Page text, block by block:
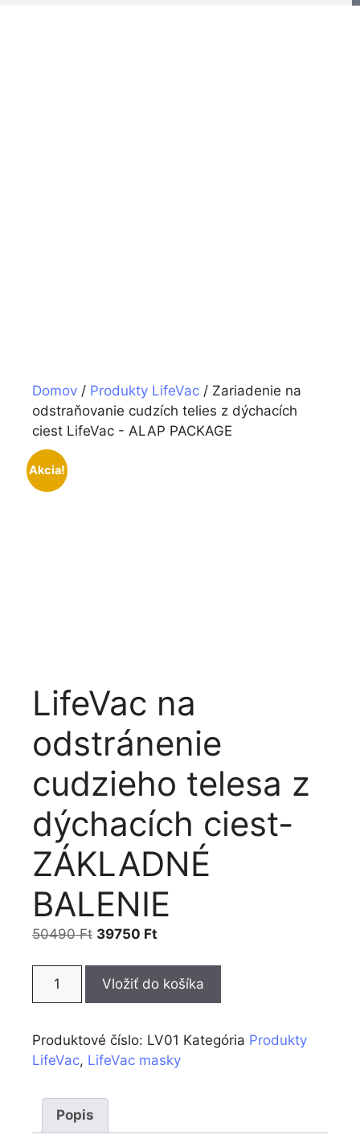
Domov / Produkty LifeVac / Zariadenie na
odstraňovanie cudzích telies z dýchacích
ciest LifeVac - ALAP PACKAGE
Akcia!
LifeVac na
odstránenie
cudzieho telesa z
dýchacích ciest-
ZÁKLADNÉ
BALENIE
50490Ft 39750 Ft
Vložiť do košíka
Produktové číslo: LV01 Kategória Produkty
LifeVac, LifeVac masky
Popis